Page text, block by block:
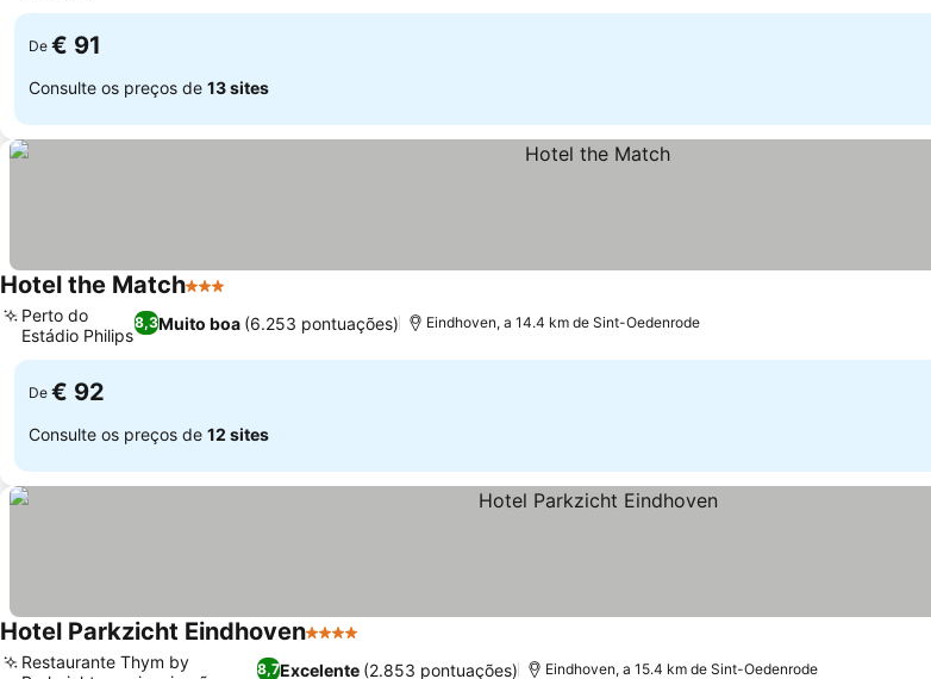
De € 91
Consulte os preços de 13 sites
Hotel the Match3 Estrelas
8,3Muito boa (6.253 pontuações)
Perto do
Estádio Philips
Eindhoven, a 14.4 km de Sint-Oedenrode
De € 92
Consulte os preços de 12 sites
Hotel Parkzicht Eindhoven4 Estrelas
8,7Excelente (2.853 pontuações)
Restaurante Thym by
Eindhoven, a 15.4 km de Sint-Oedenrode